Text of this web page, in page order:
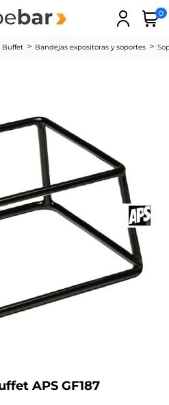
0
Buffet Bandejas expositoras y soportes
APS GF187